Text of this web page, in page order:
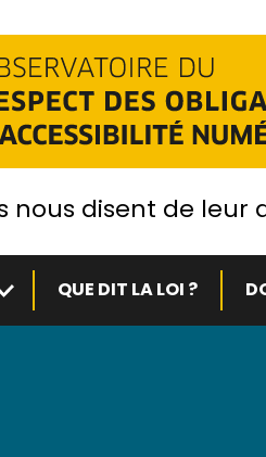
nous disent de leur
menu
QUE DIT LA LOI ?